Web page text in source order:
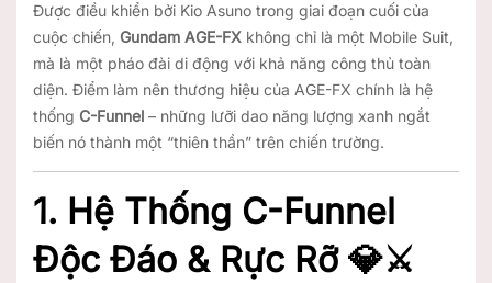
Được điều khiển bởi Kio Asuno trong giai đoạn cuối của
cuộc chiến, Gundam AGE-FX không chỉ là một Mobile Suit,
mà là một pháo đài di động với khả năng công thủ toàn
diện. Điểm làm nên thương hiệu của AGE-FX chính là hệ
thống C-Funnel – những lưỡi dao năng lượng xanh ngắt
biến nó thành một “thiên thần” trên chiến trường.
1. Hệ Thống C-Funnel
Độc Đáo & Rực Rỡ 💎⚔️